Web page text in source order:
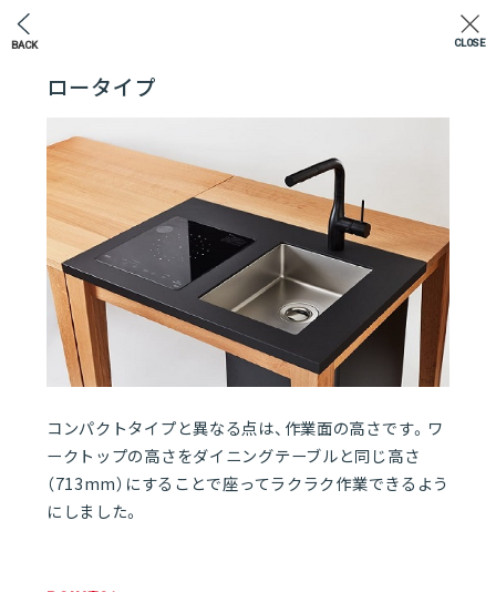
エントランス
キッチン | HIROMA
01 HIROMAとは
02 スタンダードタイプ
03 コンパクトタイプ
04 ロータイプ
05 ワゴン収納
ロータイプ
コンパクトタイプと異なる点は、作業面の高さです。ワ
ークトップの高さをダイニングテーブルと同じ高さ
（713mm）にすることで座ってラクラク作業できるよう
にしました。
BACK CLOSE
07